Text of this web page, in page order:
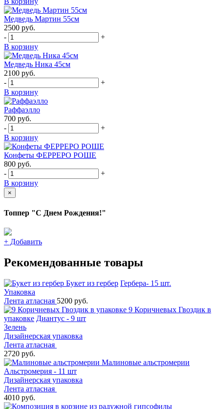
Медведь Мартин 55см
2500 руб.
-
+
В корзину
Медведь Ника 45см
2100 руб.
-
+
В корзину
Раффаэлло
700 руб.
-
+
В корзину
Конфеты ФЕРРЕРО РОШЕ
800 руб.
-
+
В корзину
×
Топпер "С Днем Рождения!"
+ Добавить
Рекомендованные товары
Букет из гербер Гербера- 15 шт.
Упаковка
Лента атласная 5200 руб.
9 Коричневых Гвоздик в
упаковке Диантус - 9 шт
Зелень
Дизайнерская упаковка
Лента атласная
2720 руб.
Малиновые альстромерии
Альстромерия - 11 шт
Дизайнерская упаковка
Лента атласная
4010 руб.